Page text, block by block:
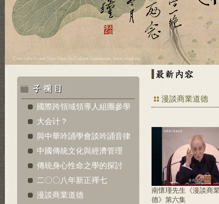
國際跨領域領導人組團參學
大会计？
與中華吟誦學會談吟誦音律
中國傳統文化與經濟管理
傳統身心性命之學的探討
二〇〇八年新正禪七
漫談商業道德
漫談商業道德
南懷瑾先生《漫談商
德》第六集